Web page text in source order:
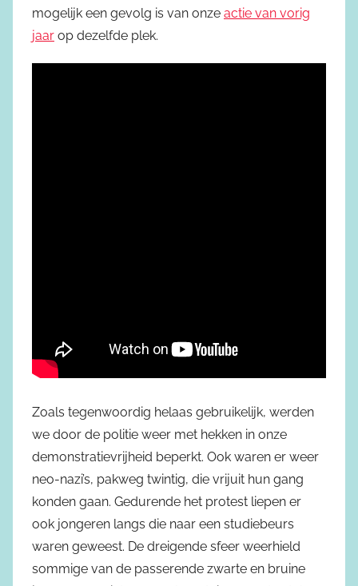
mogelijk een gevolg is van onze actie van vorig
jaar op dezelfde plek.
Zoals tegenwoordig helaas gebruikelijk, werden
we door de politie weer met hekken in onze
demonstratievrijheid beperkt. Ook waren er weer
neo-nazi’s, pakweg twintig, die vrijuit hun gang
konden gaan. Gedurende het protest liepen er
ook jongeren langs die naar een studiebeurs
waren geweest. De dreigende sfeer weerhield
sommige van de passerende zwarte en bruine